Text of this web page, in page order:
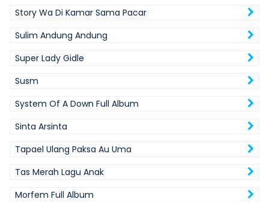
Story Wa Di Kamar Sama Pacar
Sulim Andung Andung
Super Lady Gidle
Susm
System Of A Down Full Album
Sinta Arsinta
Tapael Ulang Paksa Au Uma
Tas Merah Lagu Anak
Morfem Full Album